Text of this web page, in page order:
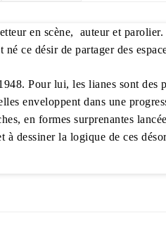
en scène, auteur et
ce désir de partager des
Pour lui, les lianes sont
enveloppent dans une
en formes surprenantes
à dessiner la logique de ces